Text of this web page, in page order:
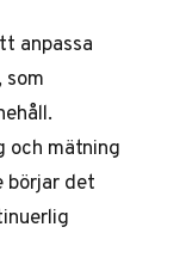
anpassa
och mätning
börjar det